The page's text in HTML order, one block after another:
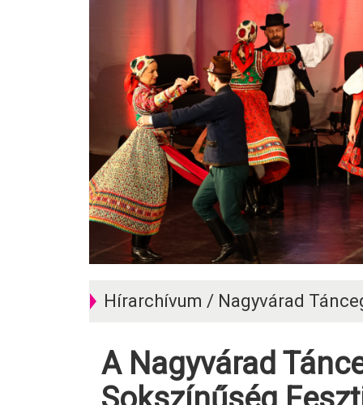
Hírarchívum / Nagyvárad
A Nagyvárad Táncegyüttes a Kulturális